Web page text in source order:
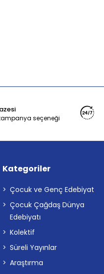
seçeneği
Kategoriler
Çocuk ve Genç Edebiyat
Çocuk Çağdaş Dünya
Edebiyatı
Kolektif
Süreli Yayınlar
Araştırma